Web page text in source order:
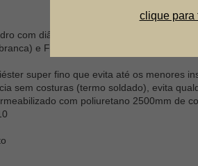
com diâmetro maior que os
e FlexMax (vermelha) e com
super fino que evita até os menores
sem costuras (termo soldado), evita
com poliuretano 2500mm de
clique para